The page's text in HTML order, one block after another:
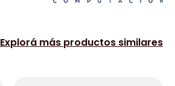
Explorá más productos similares